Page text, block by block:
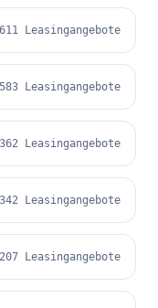
611 Leasingangebote
583 Leasingangebote
362 Leasingangebote
342 Leasingangebote
207 Leasingangebote